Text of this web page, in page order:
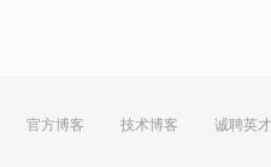
官方博客 技术博客 诚聘英才